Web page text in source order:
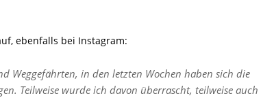
ebenfalls bei Instagram:
Weggefährten, in den letzten Wochen haben sich die
Teilweise wurde ich davon überrascht, teilweise auch